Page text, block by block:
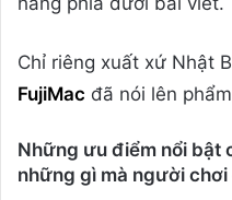
Chỉ riêng xuất xứ Nhật
FujiMac đã nói lên
Những ưu điểm nổi bật
những gì mà người chơi